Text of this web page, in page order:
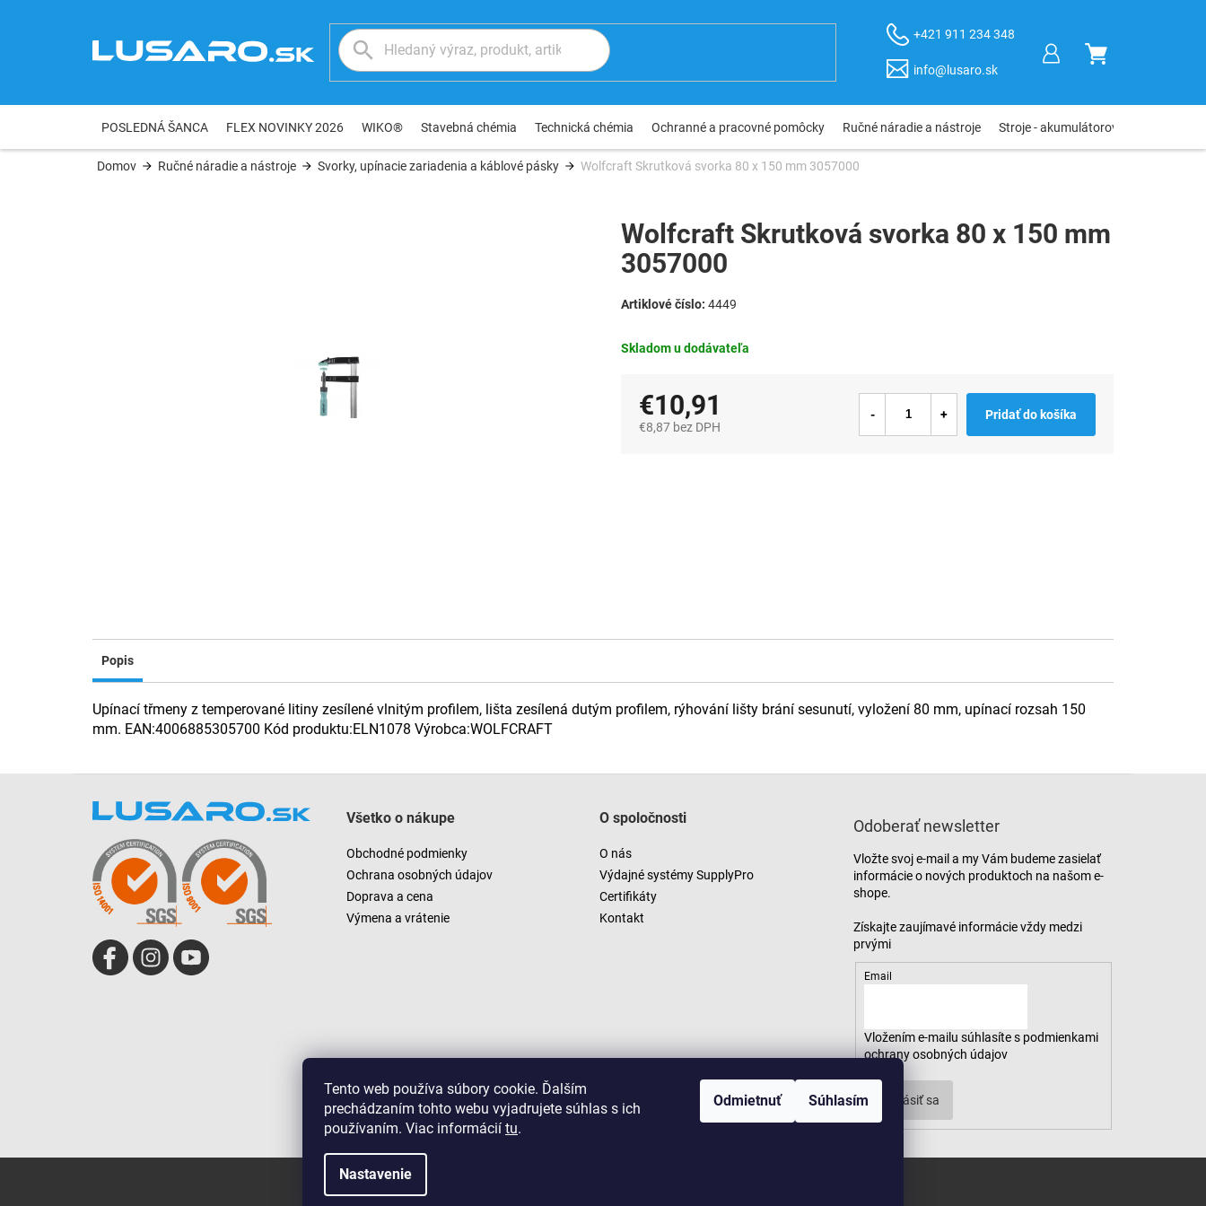
Tento web používa súbory cookie. Ďalším
prechádzaním tohto webu vyjadrujete súhlas s ich
používaním. Viac informácií tu.
Nastavenie
Odmietnuť Súhlasím
+421 911 234 348
info@lusaro.sk
NÁKUPNÝ
POSLEDNÁ ŠANCA FLEX NOVINKY 2026 WIKO® Stavebná chémia Technická chémia Ochranné a pracovné pomôcky Ručné náradie a nástroje Stroje - akumulátorové, elektro,
Domov Ručné náradie a nástroje Svorky, upínacie zariadenia a káblové pásky Wolfcraft Skrutková svorka 80 x 150 mm 3057000
Skladom u dodávateľa
Wolfcraft Skrutková svorka 80 x 150 mm
3057000
4449
€10,91
€8,87 bez DPH
Pridať do košíka
Popis
Upínací třmeny z temperované litiny zesílené vlnitým profilem, lišta zesílená dutým profilem, rýhování lišty brání sesunutí, vyložení 80 mm, upínací rozsah 150
mm. EAN:4006885305700 Kód produktu:ELN1078 Výrobca:WOLFCRAFT
Všetko o nákupe
Obchodné podmienky
Ochrana osobných údajov
Doprava a cena
Výmena a vrátenie
O spoločnosti
O nás
Výdajné systémy SupplyPro
Certifikáty
Kontakt
Odoberať newsletter
Vložte svoj e-mail a my Vám budeme zasielať
informácie o nových produktoch na našom e-
shope.
Email
Vložením e-mailu súhlasíte s podmienkami
ochrany osobných údajov
Prihlásiť sa